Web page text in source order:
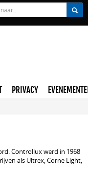
PRIVACY
Controllux werd in 1968
als Ultrex, Corne Light,